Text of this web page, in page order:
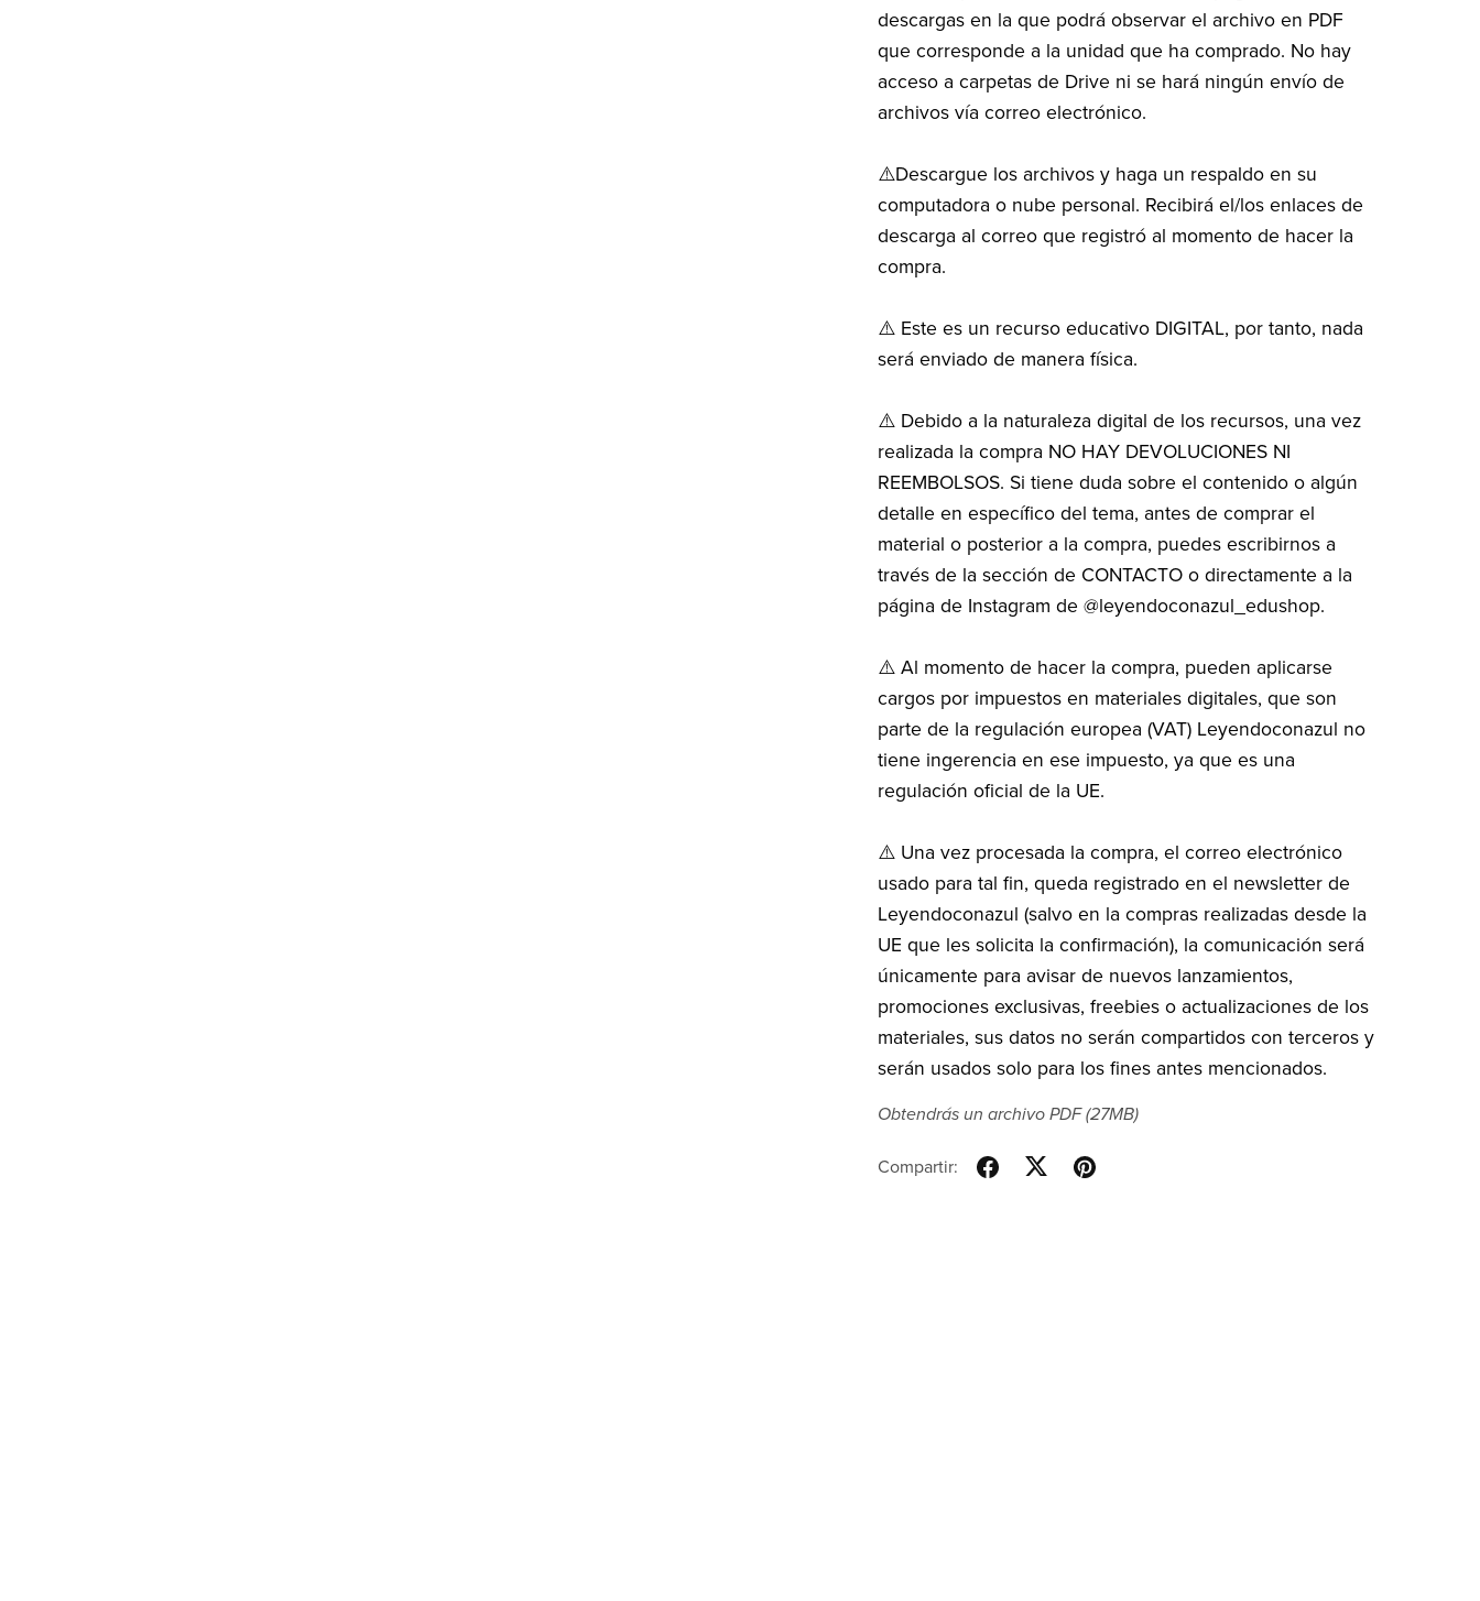
descargas en la que podrá observar el archivo en PDF
que corresponde a la unidad que ha comprado. No hay
acceso a carpetas de Drive ni se hará ningún envío de
archivos vía correo electrónico.
⚠️Descargue los archivos y haga un respaldo en su
computadora o nube personal. Recibirá el/los enlaces de
descarga al correo que registró al momento de hacer la
compra.
⚠️ Este es un recurso educativo DIGITAL, por tanto, nada
será enviado de manera física.
⚠️ Debido a la naturaleza digital de los recursos, una vez
realizada la compra NO HAY DEVOLUCIONES NI
REEMBOLSOS. Si tiene duda sobre el contenido o algún
detalle en específico del tema, antes de comprar el
material o posterior a la compra, puedes escribirnos a
través de la sección de CONTACTO o directamente a la
página de Instagram de @leyendoconazul_edushop.
⚠️ Al momento de hacer la compra, pueden aplicarse
cargos por impuestos en materiales digitales, que son
parte de la regulación europea (VAT) Leyendoconazul no
tiene ingerencia en ese impuesto, ya que es una
regulación oficial de la UE.
⚠️ Una vez procesada la compra, el correo electrónico
usado para tal fin, queda registrado en el newsletter de
Leyendoconazul (salvo en la compras realizadas desde la
UE que les solicita la confirmación), la comunicación será
únicamente para avisar de nuevos lanzamientos,
promociones exclusivas, freebies o actualizaciones de los
materiales, sus datos no serán compartidos con terceros y
serán usados solo para los fines antes mencionados.
Obtendrás un archivo PDF(27MB)
Compartir: